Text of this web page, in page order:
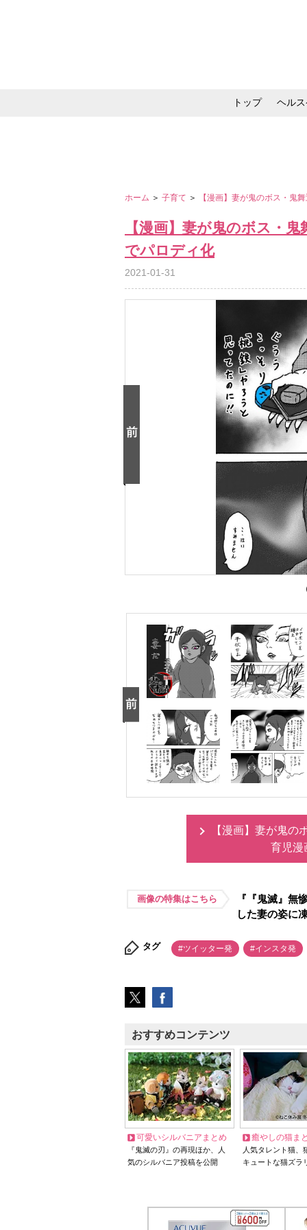
トップ ヘル
ホーム ＞ 子育て ＞ 【漫画】妻が鬼のボス・鬼
【漫画】妻が鬼のボス・
でパロディ化
2021-01-31
【漫画】妻が鬼の
育児漫
画像の特集はこちら
『『鬼滅』無
した妻の姿に
タグ #ツイッター発 #インスタ発
おすすめコンテンツ
可愛いシルバニアまとめ
『鬼滅の刃』の再現ほか、人
気のシルバニア投稿を公開
癒やしの猫ま
人気タレント猫
キュートな猫ズラ